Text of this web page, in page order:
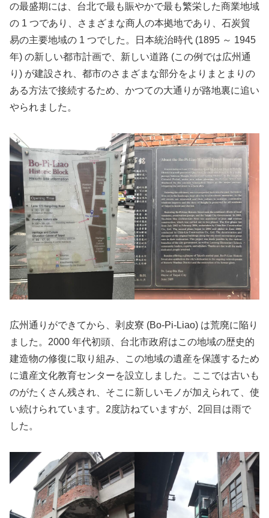
の最盛期には、台北で最も賑やかで最も繁栄した商業地域
の 1 つであり、さまざまな商人の本拠地であり、石炭貿
易の主要地域の 1 つでした。日本統治時代 (1895 ～ 1945
年) の新しい都市計画で、新しい道路 (この例では広州通
り) が建設され、都市のさまざまな部分をよりまとまりの
ある方法で接続するため、かつての大通りが路地裏に追い
やられました。
広州通りができてから、剥皮寮 (Bo-Pi-Liao) は荒廃に陥り
ました。2000 年代初頭、台北市政府はこの地域の歴史的
建造物の修復に取り組み、この地域の遺産を保護するため
に遺産文化教育センターを設立しました。ここでは古いも
のがたくさん残され、そこに新しいモノが加えられて、使
い続けられています。2度訪ねていますが、2回目は雨で
した。